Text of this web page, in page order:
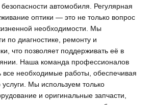
автомобиля. Регулярная
оптики — это не только вопрос
необходимости. Мы
по диагностике, ремонту и
что позволяет поддерживать её в
Наша команда профессионалов
все необходимые работы, обеспечивая
услуги. Мы используем только
и оригинальные запчасти,